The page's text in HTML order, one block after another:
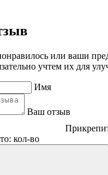
или ваши
учтем их для
Имя
Ваш отзыв
кол-во